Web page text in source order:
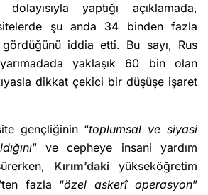
yaptığı açıklamada,
şu anda 34 binden fazla
iddia etti. Bu sayı, Rus
yaklaşık 60 bin olan
dikkat çekici bir düşüşe işaret
gençliğinin “toplumsal ve siyasi
” ve cepheye insani yardım
Kırım’daki yükseköğretim
fazla “özel askerî operasyon”